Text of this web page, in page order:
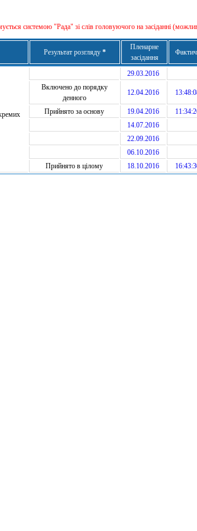
сиcтемою "Рада" зі слів головуючого на засіданні
Результат розгляду *
Пленарне
засідання
29.03.2016
Включено до порядку
денного
12.04.2016
Прийнято за основу 19.04.2016
14.07.2016
22.09.2016
06.10.2016
Прийнято в цілому
18.10.2016